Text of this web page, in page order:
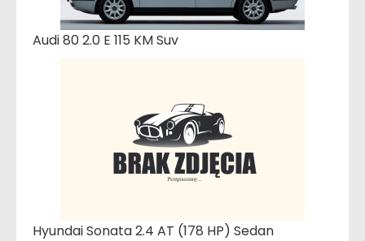
Audi 80 2.0 E 115 KM Suv
Hyundai Sonata 2.4 AT (178 HP) Sedan